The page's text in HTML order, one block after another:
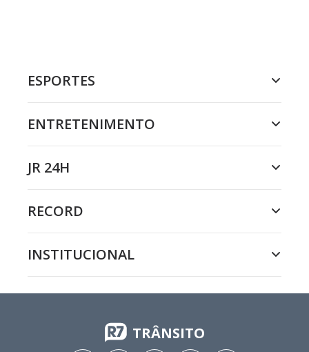
ESPORTES
ENTRETENIMENTO
JR 24H
RECORD
INSTITUCIONAL
TRÂNSITO